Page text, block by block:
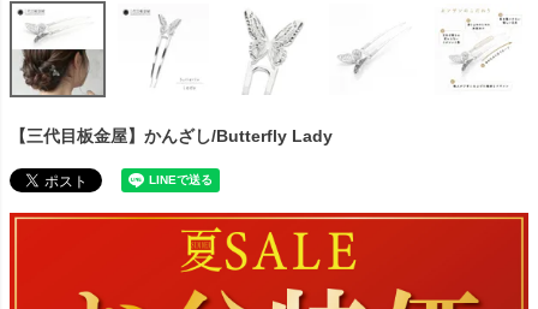
【三代目板金屋】かんざし/Butterfly Lady